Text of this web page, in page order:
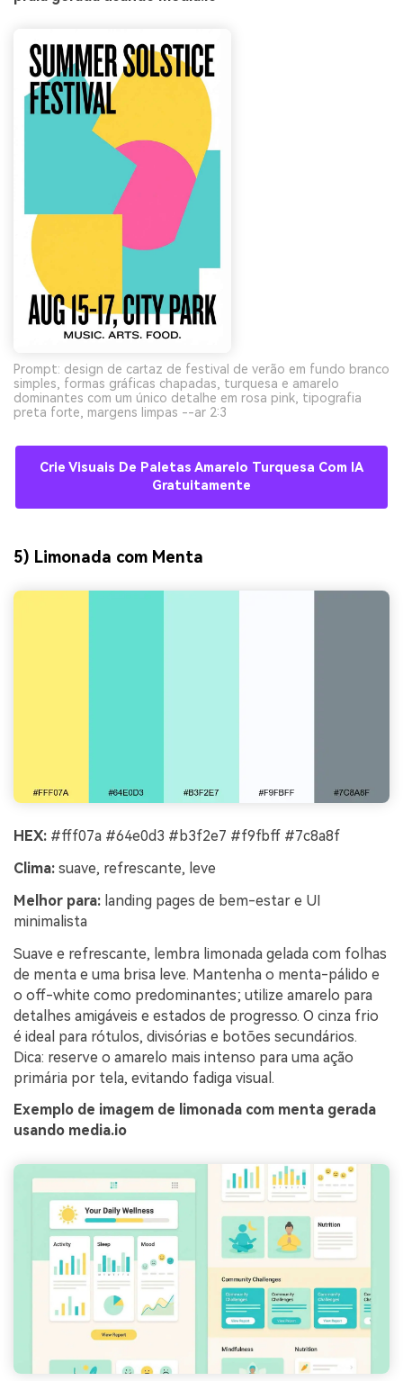
Prompt: design de cartaz de festival de verão em fundo branco
simples, formas gráficas chapadas, turquesa e amarelo
dominantes com um único detalhe em rosa pink, tipografia
preta forte, margens limpas --ar 2:3
Crie Visuais De Paletas Amarelo Turquesa Com IA
Gratuitamente
5) Limonada com Menta
HEX: #fff07a #64e0d3 #b3f2e7 #f9fbff #7c8a8f
Clima: suave, refrescante, leve
Melhor para: landing pages de bem-estar e UI
minimalista
Suave e refrescante, lembra limonada gelada com folhas
de menta e uma brisa leve. Mantenha o menta-pálido e
o off-white como predominantes; utilize amarelo para
detalhes amigáveis e estados de progresso. O cinza frio
é ideal para rótulos, divisórias e botões secundários.
Dica: reserve o amarelo mais intenso para uma ação
primária por tela, evitando fadiga visual.
Exemplo de imagem de limonada com menta gerada
usando media.io